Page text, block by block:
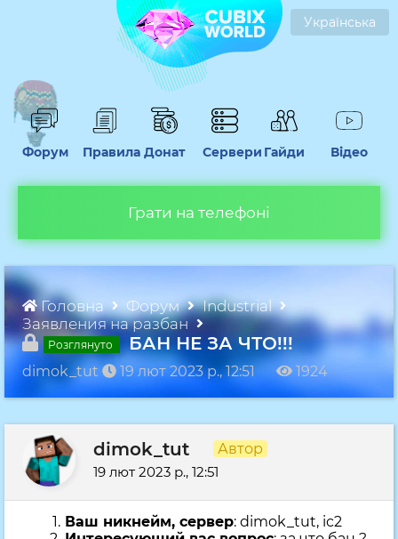
Форум Правила Донат Сервери Гайди Відео
Українська
Грати на телефоні
Головна Форум
Industrial
Заявления на разбан
Розглянуто БАН НЕ ЗА ЧТО!!!
dimok_tut 19 лют 2023 р., 11:51 1924
dimok_tut
Автор
19 лют 2023 р., 11:51
Ваш никнейм, сервер: dimok_tut, ic2